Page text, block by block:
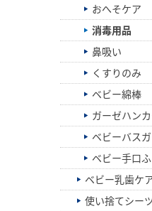
おへそケア
消毒用品
鼻吸い
くすりのみ
ベビー綿棒
ガーゼハン
ベビーバス
ベビー手口
ベビー乳歯ケ
使い捨てシー